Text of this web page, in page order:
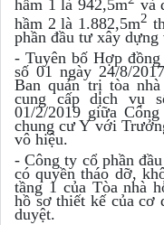
hầm 1 là 942,5m
và
hầm 2 là 1.882,5m2
phần đầu tư xây
- Tuyên bố Hợp
số 01 ngày 24/8/
Ban quản trị tòa
cung cấp dịch vụ
01/2/2019 giữa
chung cư Y với
vô hiệu.
- Công ty cổ phần
có quyền tháo dỡ,
tầng 1 của Tòa nhà
hồ sơ thiết kế của cơ
duyệt.